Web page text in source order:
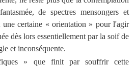
de spectres mensongers et
une certaine « orientation » pour l'agir
dès lors essentiellement par la soif de
et inconséquente.
» que finit par souffrir cette